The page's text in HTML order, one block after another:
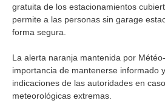
gratuita de los estacionamientos
permite a las personas sin garage
forma segura.
La alerta naranja mantenida por
importancia de mantenerse informado
indicaciones de las autoridades en
meteorológicas extremas.